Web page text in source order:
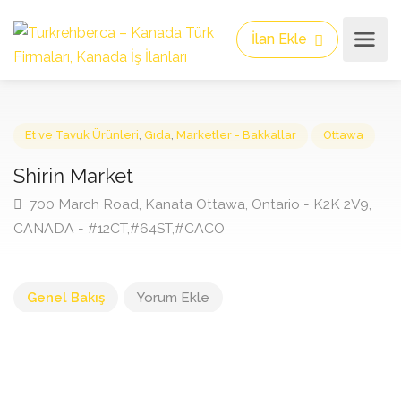
İlan Ekle
Shirin Market
700 March Road, Kanata Ottawa, Ontario - K2K
Genel Bakış Yorum Ekle